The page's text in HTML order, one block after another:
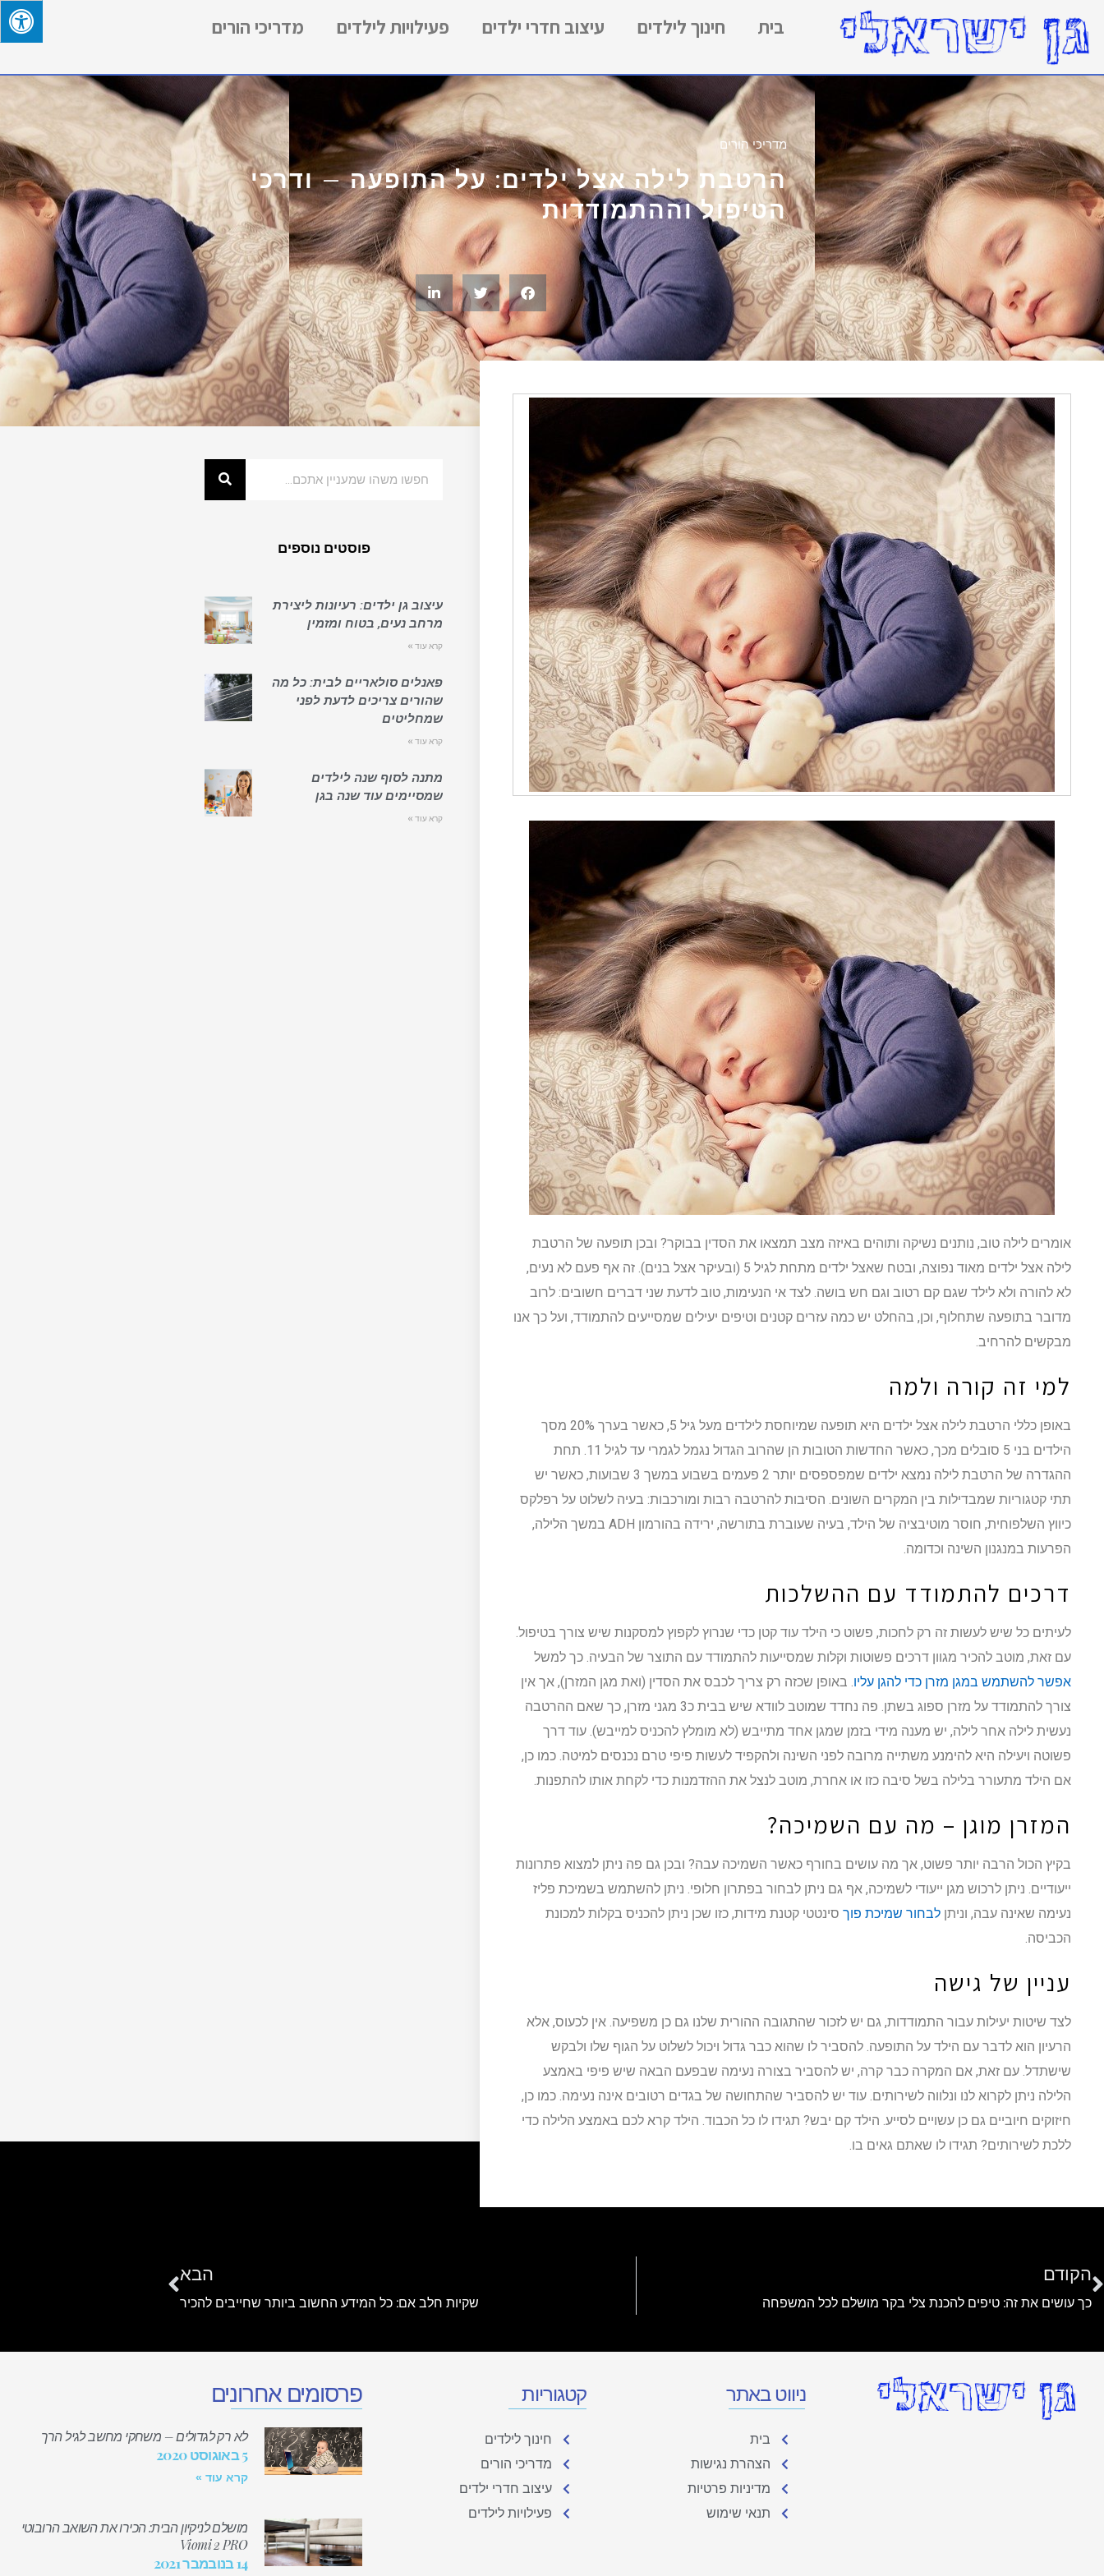
בית חינוך לילדים עיצוב חדרי ילדים פעילויות לילדים מדריכי הורים
מדריכי הורים
הרטבת לילה אצל ילדים: על התופעה – ודרכי
הטיפול וההתמודדות
אומרים לילה טוב, נותנים נשיקה ותוהים באיזה מצב תמצאו את הסדין בבוקר? ובכן תופעה של הרטבת
לילה אצל ילדים מאוד נפוצה, ובטח שאצל ילדים מתחת לגיל 5 (ובעיקר אצל בנים). זה אף פעם לא נעים,
לא להורה ולא לילד שגם קם רטוב וגם חש בושה. לצד אי הנעימות, טוב לדעת שני דברים חשובים: לרוב
מדובר בתופעה שתחלוף, וכן, בהחלט יש כמה עזרים קטנים וטיפים יעילים שמסייעים להתמודד, ועל כך אנו
מבקשים להרחיב.
למי זה קורה ולמה
באופן כללי הרטבת לילה אצל ילדים היא תופעה שמיוחסת לילדים מעל גיל 5, כאשר בערך 20% מסך
הילדים בני 5 סובלים מכך, כאשר החדשות הטובות הן שהרוב הגדול נגמל לגמרי עד לגיל 11. תחת
ההגדרה של הרטבת לילה נמצא ילדים שמפספסים יותר 2 פעמים בשבוע במשך 3 שבועות, כאשר יש
תתי קטגוריות שמבדילות בין המקרים השונים. הסיבות להרטבה רבות ומורכבות: בעיה לשלוט על רפלקס
כיווץ השלפוחית, חוסר מוטיבציה של הילד, בעיה שעוברת בתורשה, ירידה בהורמון ADH במשך הלילה,
הפרעות במנגנון השינה וכדומה.
דרכים להתמודד עם ההשלכות
לעיתים כל שיש לעשות זה רק לחכות, פשוט כי הילד עוד קטן כדי שנרוץ לקפוץ למסקנות שיש צורך בטיפול.
עם זאת, מוטב להכיר מגוון דרכים פשוטות וקלות שמסייעות להתמודד עם התוצר של הבעיה. כך למשל
אפשר להשתמש במגן מזרן כדי להגן עליו. באופן שכזה רק צריך לכבס את הסדין (ואת מגן המזרן), אך אין
צורך להתמודד על מזרן ספוג בשתן. פה נחדד שמוטב לוודא שיש בבית כ3 מגני מזרן, כך שאם ההרטבה
נעשית לילה אחר לילה, יש מענה מידי בזמן שמגן אחד מתייבש (לא מומלץ להכניס למייבש). עוד דרך
פשוטה ויעילה היא להימנע משתייה מרובה לפני השינה ולהקפיד לעשות פיפי טרם נכנסים למיטה. כמו כן,
אם הילד מתעורר בלילה בשל סיבה כזו או אחרת, מוטב לנצל את ההזדמנות כדי לקחת אותו להתפנות.
המזרן מוגן – מה עם השמיכה?
בקיץ הכול הרבה יותר פשוט, אך מה עושים בחורף כאשר השמיכה עבה? ובכן גם פה ניתן למצוא פתרונות
ייעודיים. ניתן לרכוש מגן ייעודי לשמיכה, אף גם ניתן לבחור בפתרון חלופי. ניתן להשתמש בשמיכת פליז
נעימה שאינה עבה, וניתן לבחור שמיכת פוך סינטטי קטנת מידות, כזו שכן ניתן להכניס בקלות למכונת
הכביסה.
עניין של גישה
לצד שיטות יעילות עבור התמודדות, גם יש לזכור שהתגובה ההורית שלנו גם כן משפיעה. אין לכעוס, אלא
הרעיון הוא לדבר עם הילד על התופעה. להסביר לו שהוא כבר גדול ויכול לשלוט על הגוף שלו ולבקש
שישתדל. עם זאת, אם המקרה כבר קרה, יש להסביר בצורה נעימה שבפעם הבאה שיש פיפי באמצע
הלילה ניתן לקרוא לנו ונלווה לשירותים. עוד יש להסביר שהתחושה של בגדים רטובים אינה נעימה. כמו כן,
חיזוקים חיוביים גם כן עשויים לסייע. הילד קם יבש? תגידו לו כל הכבוד. הילד קרא לכם באמצע הלילה כדי
ללכת לשירותים? תגידו לו שאתם גאים בו.
פוסטים נוספים
עיצוב גן ילדים: רעיונות ליצירת
מרחב נעים, בטוח ומזמין
קרא עוד »
פאנלים סולאריים לבית: כל מה
שהורים צריכים לדעת לפני
שמחליטים
קרא עוד »
מתנה לסוף שנה לילדים
שמסיימים עוד שנה בגן
קרא עוד »
הקודם
כך עושים את זה: טיפים להכנת צלי בקר מושלם לכל המשפחה
הבא
שקיות חלב אם: כל המידע החשוב ביותר שחייבים להכיר
ניווט באתר
בית
הצהרת נגישות
מדיניות פרטיות
תנאי שימוש
קטגוריות
חינוך לילדים
מדריכי הורים
עיצוב חדרי ילדים
פעילויות לילדים
פרסומים אחרונים
לא רק לגדולים – משחקי מחשב לגיל הרך
5 באוגוסט 2020
קרא עוד »
מושלם לניקיון הבית: הכירו את השואב הרובוטי
Viomi 2 PRO
14 בנובמבר 2021